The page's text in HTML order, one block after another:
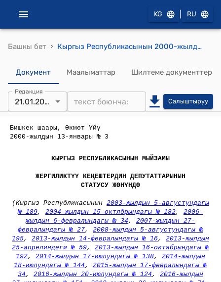
KG RU
Башкы бет › Кыргыз Республикасынын 2000-жылдын 13-январы № 3 "Жергиликтүү кеңештердин депутаттарынын статусу жөнүндө" Мыйзамы
Документ Маалыматтар Шилтеме документтер
Редакция
21.01.2025 Салыштыруу